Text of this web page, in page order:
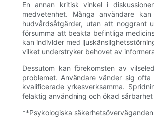
En annan kritisk vinkel i
medvetenhet. Många användare
hudvårdsåtgärder, utan att noggrant
försumma att beakta befintliga
kan individer med
vilket understryker behovet av
Dessutom kan förekomsten av
problemet. Användare vänder sig
kvalificerade yrkesverksamma.
felaktig användning och ökad
**Psykologiska